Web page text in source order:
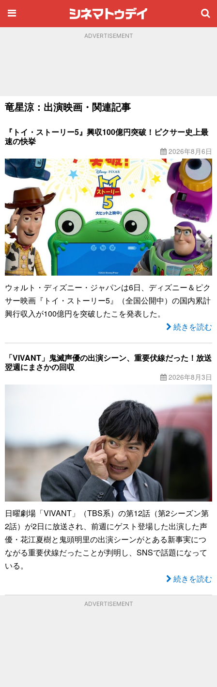
ADVERTISEMENT
竜星涼：出演映画・関連記事
『トイ・ストーリー5』興収100億円突破！ピクサー史上最
速の快挙
2026年8月6日
ウォルト・ディズニー・ジャパンは6日、ディズニー＆ピク
サー映画『トイ・ストーリー5』（全国公開中）の国内累計
興行収入が100億円を突破したこを発表した。
続きを読む
「VIVANT」鬼滅声優の出演シーン、重要伏線だった！放送
翌週にまさかの回収
2026年8月3日
日曜劇場「VIVANT」（TBS系）の第12話（第2シーズン第
2話）が2日に放送され、前週にゲスト登場した出演した声
優・花江夏樹と鬼頭明里の出演シーンがとある新事実につ
ながる重要伏線だったことが判明し、SNSで話題になって
いる。
続きを読む
ADVERTISEMENT